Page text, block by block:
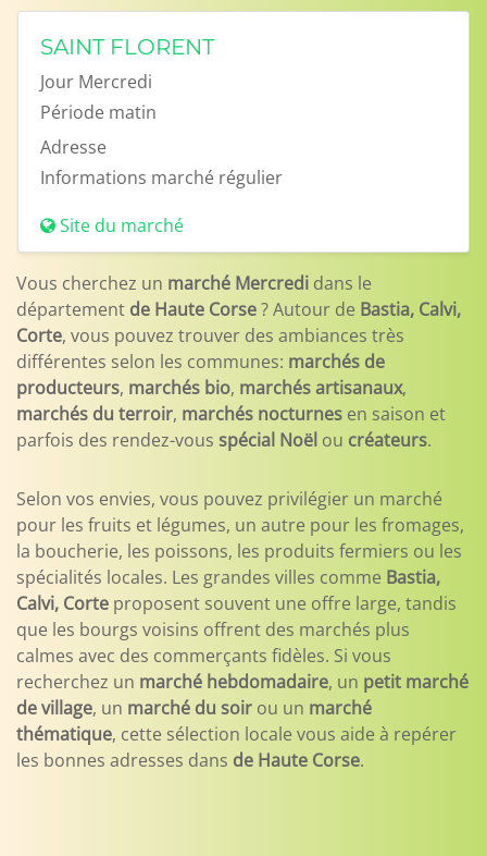
SAINT FLORENT
Jour Mercredi
Période matin
Adresse
Informations marché régulier
Site du marché
Vous cherchez un marché Mercredi dans le
département de Haute Corse? Autour de Bastia, Calvi,
Corte, vous pouvez trouver des ambiances très
différentes selon les communes: marchés de
producteurs, marchés bio, marchés artisanaux,
marchés du terroir, marchés nocturnes en saison et
parfois des rendez-vous spécial Noël ou créateurs.
Selon vos envies, vous pouvez privilégier un marché
pour les fruits et légumes, un autre pour les fromages,
la boucherie, les poissons, les produits fermiers ou les
spécialités locales. Les grandes villes comme Bastia,
Calvi, Corte proposent souvent une offre large, tandis
que les bourgs voisins offrent des marchés plus
calmes avec des commerçants fidèles. Si vous
recherchez un marché hebdomadaire, un petit marché
de village, un marché du soir ou un marché
thématique, cette sélection locale vous aide à repérer
les bonnes adresses dans de Haute Corse.